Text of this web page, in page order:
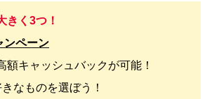
きく3つ！
ペーン
額キャッシュバックが可能！
なものを選ぼう！